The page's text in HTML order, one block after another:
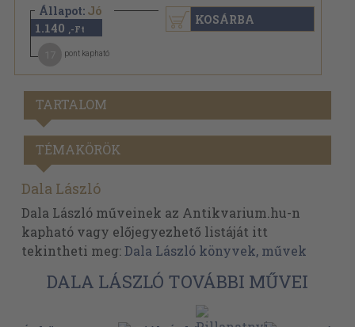
Állapot: Jó
1.140 ,-Ft
pont kapható
KOSÁRBA
TARTALOM
TÉMAKÖRÖK
Dala László
Dala László műveinek az Antikvarium.hu-n
kapható vagy előjegyezhető listáját itt
tekintheti meg:Dala László könyvek, művek
DALA LÁSZLÓ TOVÁBBI MŰVEI